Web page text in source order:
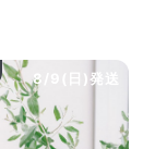
8/9(日)発送